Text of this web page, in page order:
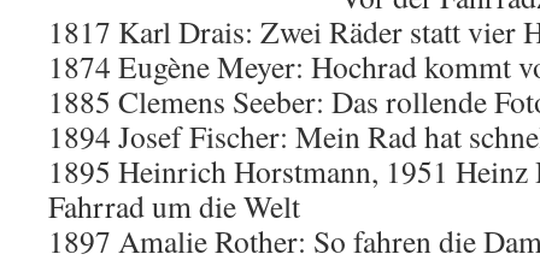
1817 Karl Drais: Zwei Räder statt vier
1874 Eugène Meyer: Hochrad kommt
1885 Clemens Seeber: Das rollende
1894 Josef Fischer: Mein Rad hat
1895 Heinrich Horstmann, 1951
Fahrrad um die Welt
1897 Amalie Rother: So fahren die